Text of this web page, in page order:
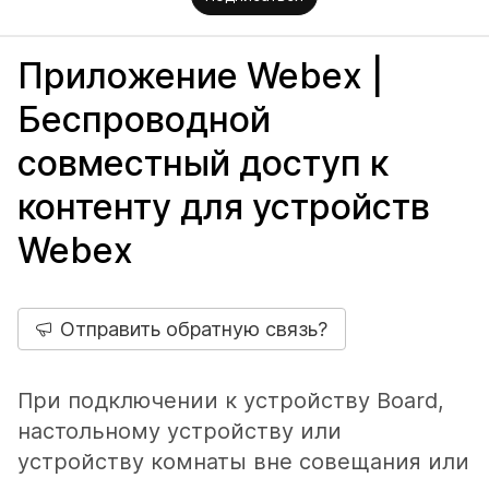
Приложение Webex |
Беспроводной
совместный доступ к
контенту для устройств
Webex
Отправить обратную связь?
При подключении к устройству Board,
настольному устройству или
устройству комнаты вне совещания или